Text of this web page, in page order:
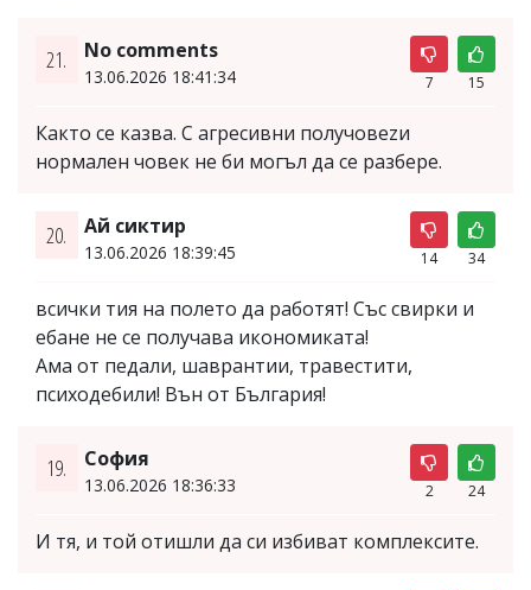
21. No comments
13.06.2026 18:41:34 7 15
Както се казва. С агресивни получовеzи
нормален човек не би могъл да се разбере.
20. Ай сиктир
13.06.2026 18:39:45 14 34
всички тия на полето да работят! Със свирки и
ебане не се получава икономиката!
Ама от педали, шаврантии, травестити,
психодебили! Вън от България!
19. София
13.06.2026 18:36:33 2 24
И тя, и той отишли да си избиват комплексите.